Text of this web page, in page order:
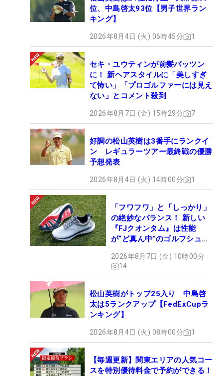
位、中島啓太93位【男子世界ラン
キング】
2026年8月4日 (火) 06時45分 1
セキ・ユウティンが前髪パッツン
に！ 新ヘアスタイルに「美しすぎ
て怖い」「プロゴルファーには見え
ない」とコメント殺到
2026年8月7日 (金) 15時29分 7
好調の松山英樹は3番手にランクイ
ン レギュラーツアー最終戦の優勝
予想発表
2026年8月4日 (火) 14時00分 1
「フワフワ」と「しっかり」
の絶妙なバランス！ 新しい
『FJクオンタム』は性能
が“ど真ん中”のゴルフシュー
2026年8月7日 (金) 10時00分
14
松山英樹がトップ25入り 中島啓
太は5ランクアップ【FedExCupラ
ンキング】
2026年8月4日 (火) 08時00分 1
【毎週更新】関東エリアの人気コー
スを特別優待料金で予約ができる！